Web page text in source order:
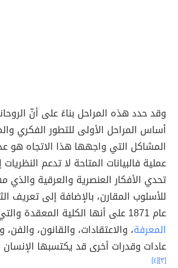
وقد حدد هذه المراحل بناءً على أنّ
أساس المراحل الأولى للتطور الفكري
المشاكل التي واجهها هذا الاتجاه هو
عملية فالبيانات المتاحة لا تدعم
تحدي الأفكار العنصرية والعرقية والذي
للأسلوب المقارن، بالإضافة إلى تعريف
عام 1871 على أنها الكلية المعقدة والتي تشتمل على
المعرفة، والاعتقادات، والقانون، والفن،
عادات وقدرات أخرى قد يكتسبها
[٣] [٤]